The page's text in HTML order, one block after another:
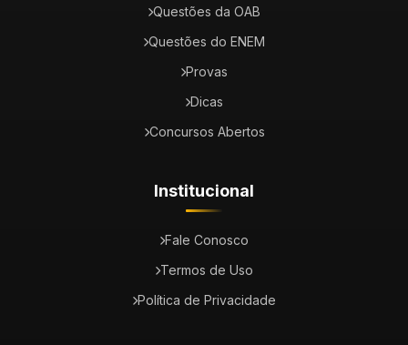
Questões da OAB
Questões do ENEM
Provas
Dicas
Concursos Abertos
Institucional
Fale Conosco
Termos de Uso
Política de Privacidade